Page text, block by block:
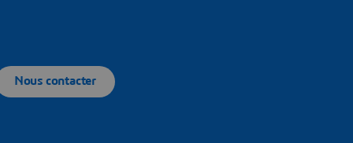
Nous contacter